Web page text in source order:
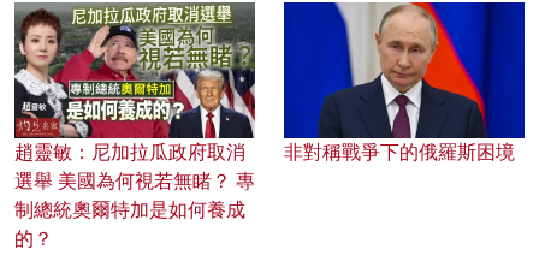
趙靈敏：尼加拉瓜政府取消
選舉 美國為何視若無睹？ 專
制總統奧爾特加是如何養成
的？
非對稱戰爭下的俄羅斯困境